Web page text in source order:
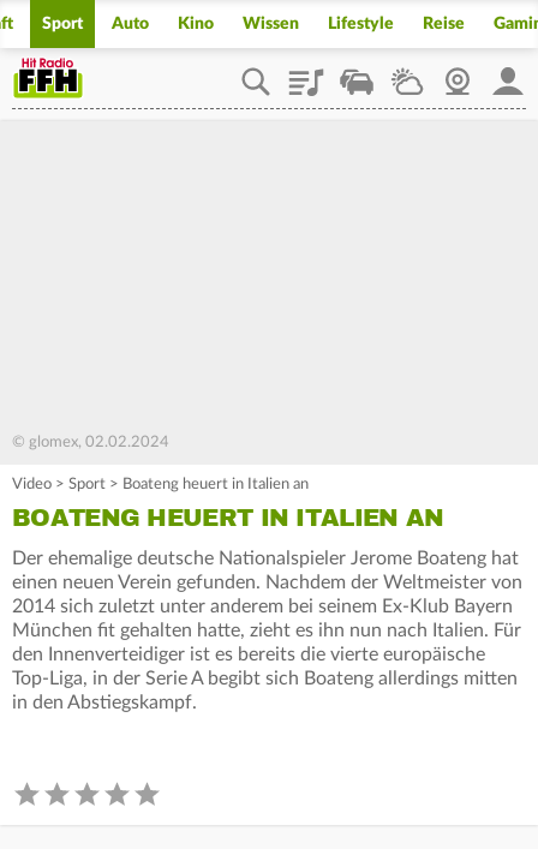
Sport Auto Kino Wissen Lifestyle Reise
PlaylistStaupilotWetterWebcam
© glomex, 02.02.2024
Video > Sport > Boateng heuert in Italien an
BOATENG HEUERT IN ITALIEN AN
Der ehemalige deutsche Nationalspieler Jerome Boateng hat
einen neuen Verein gefunden. Nachdem der Weltmeister von
2014 sich zuletzt unter anderem bei seinem Ex-Klub Bayern
München fit gehalten hatte, zieht es ihn nun nach Italien. Für
den Innenverteidiger ist es bereits die vierte europäische
Top-Liga, in der Serie A begibt sich Boateng allerdings mitten
in den Abstiegskampf.